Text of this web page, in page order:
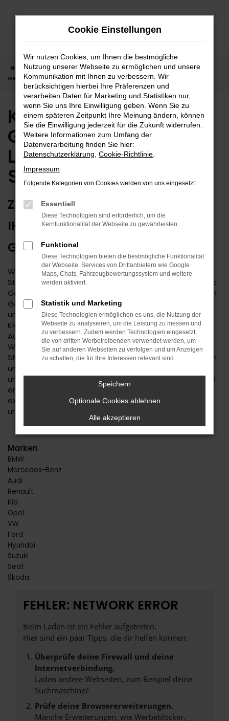
Zum
Startseite Stuttgart Kia Kia Stonic
Kia Stonic
Gebrauchtwagen | Lieferservice nach Stuttgart
Kia Stonic
Gebrauchtwagen |
Lieferservice nach
Stuttgart
ZUVERLÄSSIG FÜR STUTTGART –
IHR KIA STONIC
GEBRAUCHTWAGEN
Wenn Sie einen zuverlässigen Mobilitätspartner für
Stuttgart suchen, empfehlen wir Ihnen einen Kia Stonic
Gebrauchtwagen. Dieses Modell hat in jeder bisherigen
Generation seine Langlebigkeit unter Beweis gestellt
und befindet sich längst auf dem Weg zu einem
Klassiker. Kennzeichnend ist das hohe
Ausstattungslevel sowie die Effizienz der Motoren.
Wenn Sie Ihren Kia Stonic Gebrauchtwagen für
Stuttgart im Autohaus Daub kaufen, profitieren Sie von
unseren hohen Qualitätsmaßstäben. Jedes Fahrzeug
unterläuft vor dem Verkauf eine Fülle an Tests. Wir sind
erst dann zufrieden, wenn keinerlei Mängel mehr
existieren und stellen dies durch die hohe Kompetenz
und Erfahrung unserer Kfz-Meisterwerkstatt sicher.
Marken
BMW
Mercedes-Benz
Audi
Renault
Kia
Opel
VW
Ford
Hyundai
Suzuki
Seat
Škoda
FEHLER: NETWORK ERROR
Beim Laden ist ein Fehler aufgetreten.
Hier sind ein paar Tipps, die dir helfen können:
Überprüfe deine Firewall und deine
Internetverbindung.
Laden andere Webseiten, zum Beispiel deine
Suchmaschine?
Prüfe deine Browsererweiterungen.
Manche Erweiterungen, wie Werbeblocker,
Cookie Einstellungen
Wir nutzen Cookies, um Ihnen die bestmögliche
Nutzung unserer Webseite zu ermöglichen und unsere
Kommunikation mit Ihnen zu verbessern. Wir
berücksichtigen hierbei Ihre Präferenzen und
verarbeiten Daten für Marketing und Statistiken nur,
wenn Sie uns Ihre Einwilligung geben. Wenn Sie zu
einem späteren Zeitpunkt Ihre Meinung ändern, können
Sie die Einwilligung jederzeit für die Zukunft widerrufen.
Weitere Informationen zum Umfang der
Datenverarbeitung finden Sie hier:
Datenschutzerklärung Cookie-Richtlinie
Impressum
Folgende Kategorien von Cookies werden von uns eingesetzt:
Essentiell
Diese Technologien sind erforderlich, um die
Kernfunktionalität der Webseite zu gewährleisten.
Funktional
Diese Technologien bieten die bestmögliche Funktionalität
der Webseite. Services von Drittanbietern wie Google
Maps, Chats, Fahrzeugbewertungssystem und weitere
werden aktiviert.
Statistik und Marketing
Diese Technologien ermöglichen es uns, die Nutzung der
Webseite zu analysieren, um die Leistung zu messen und
zu verbessern. Zudem werden Technologien eingesetzt,
die von dritten Werbetreibenden verwendet werden, um
Sie auf anderen Webseiten zu verfolgen und um Anzeigen
zu schalten, die für Ihre Interessen relevant sind.
Speichern
Optionale Cookies ablehnen
Alle akzeptieren